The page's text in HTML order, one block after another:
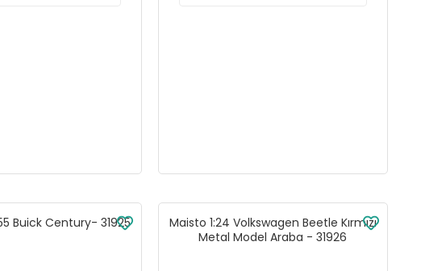
Buick Century- 31925
Maisto 1:24 Volkswagen Beetle Kırmızı
Metal Model Araba - 31926